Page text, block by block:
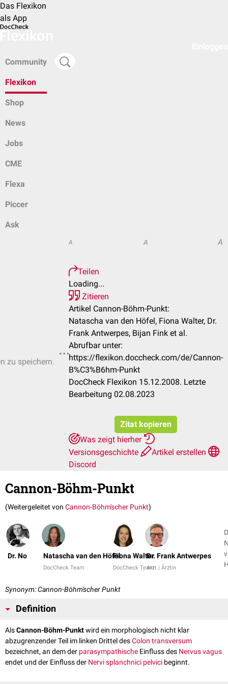
Das Flexikon
als App
Community
Flexikon
Shop
News
Jobs
CME
Flexa
Piccer
Ask
zu speichern.
A A A
Teilen
Loading...
Zitieren
Artikel Cannon-Böhm-Punkt:
Natascha van den Höfel, Fiona Walter, Dr.
Frank Antwerpes, Bijan Fink et al.
Abrufbar unter:
https://flexikon.doccheck.com/de/Cannon-
B%C3%B6hm-Punkt
DocCheck Flexikon 15.12.2008. Letzte
Bearbeitung 02.08.2023
Zitat kopieren
Was zeigt hierher
Versionsgeschichte
Artikel erstellen
Discord
Cannon-Böhm-Punkt
(Weitergeleitet von Cannon-Böhm'scher Punkt)
Dr. No Natascha van den Höfel
DocCheck Team
Fiona Walter
DocCheck Team
Dr. Frank Antwerpes
Arzt | Ärztin
Synonym: Cannon-Böhm'scher Punkt
Definition
AlsCannon-Böhm-Punktwird ein morphologisch nicht klar
abzugrenzender Teil im linken Drittel desColon transversum
bezeichnet, an dem der parasympathische Einfluss des Nervus vagus
endet und der Einfluss der Nervi splanchnici pelvici beginnt.